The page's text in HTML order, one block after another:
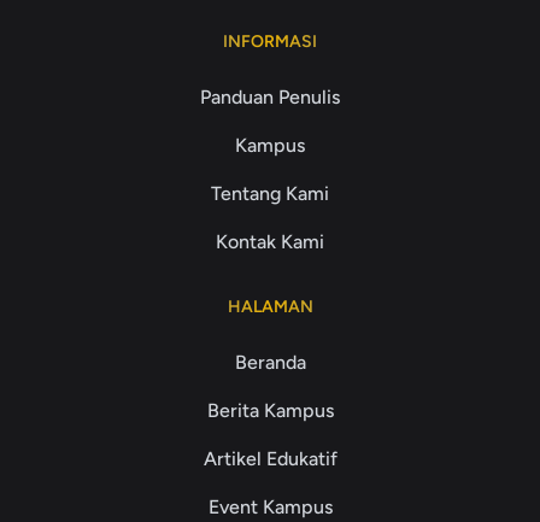
INFORMASI
Panduan Penulis
Kampus
Tentang Kami
Kontak Kami
HALAMAN
Beranda
Berita Kampus
Artikel Edukatif
Event Kampus